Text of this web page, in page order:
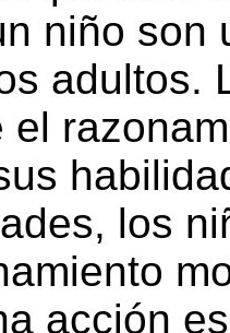
niño son
adultos.
el
los
acción